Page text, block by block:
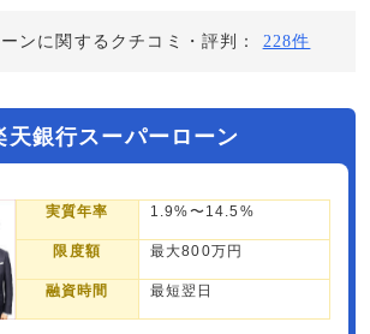
ンに関するクチコミ・評判： 228件
天銀行スーパーローン
実質年率 1.9%〜14.5%
限度額 最大800万円
融資時間 最短翌日